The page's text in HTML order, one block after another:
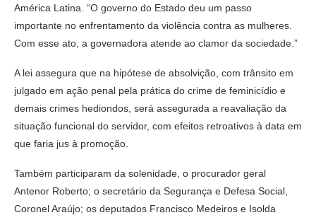
América Latina. “O governo do Estado deu um passo
importante no enfrentamento da violência contra as mulheres.
Com esse ato, a governadora atende ao clamor da sociedade.”
A lei assegura que na hipótese de absolvição, com trânsito em
julgado em ação penal pela prática do crime de feminicídio e
demais crimes hediondos, será assegurada a reavaliação da
situação funcional do servidor, com efeitos retroativos à data em
que faria jus à promoção.
Também participaram da solenidade, o procurador geral
Antenor Roberto; o secretário da Segurança e Defesa Social,
Coronel Araújo; os deputados Francisco Medeiros e Isolda